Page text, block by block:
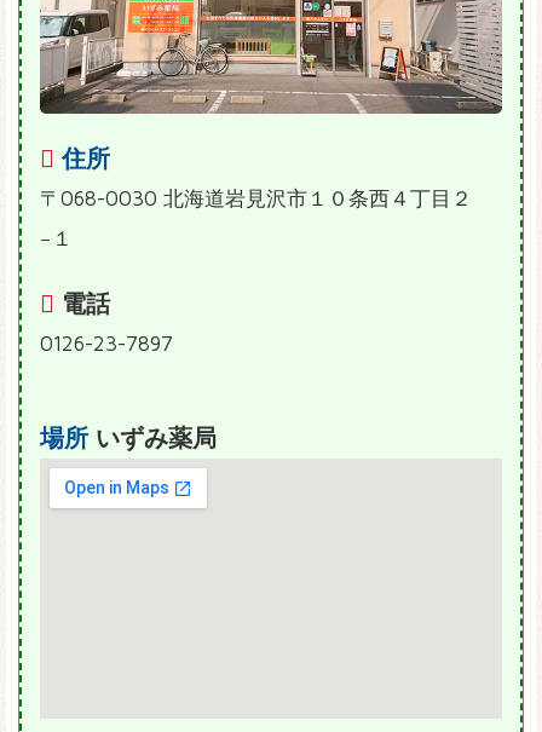
住所
〒068-0030 北海道岩見沢市１０条西４丁目２
−１
電話
0126-23-7897
場所 いずみ薬局